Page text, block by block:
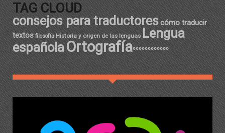
TAG CLOUD
consejos para traductorescómo traducir
textos filosofía Historia y origen de las lenguas Lengua
españolaOrtografíaºººººººººººº